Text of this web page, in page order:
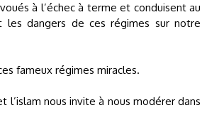
à l’échec à terme et conduisent au
dangers de ces régimes sur notre
fameux régimes miracles.
l’islam nous invite à nous modérer dans